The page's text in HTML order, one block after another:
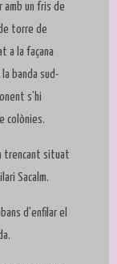
amb un fris de
torre de
a la façana
banda sud-
s’hi
colònies.
trencant situat
Sacalm.
d'enfilar el